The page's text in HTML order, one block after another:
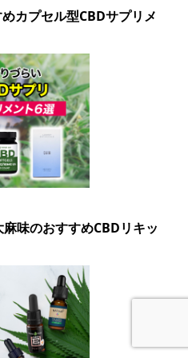
カプセル型CBDサプリメ
味のおすすめCBDリキッ